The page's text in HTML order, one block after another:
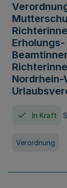
In Kraft
Verordnung